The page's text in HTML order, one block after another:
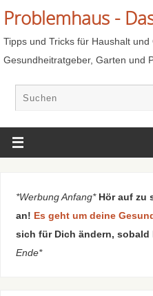
Problemhaus -
Tipps und Tricks für Haushalt und
Gesundheitratgeber, Garten und
*Werbung Anfang* Hör auf zu
an! Es geht um deine
sich für Dich ändern, sobald
Ende*